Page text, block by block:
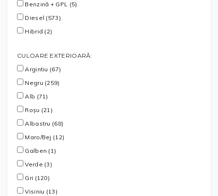
Benzină + GPL (5)
Diesel (573)
Hibrid (2)
CULOARE EXTERIOARĂ:
Argintiu (67)
Negru (259)
Alb (71)
Roșu (21)
Albastru (68)
Maro/Bej (12)
Galben (1)
Verde (3)
Gri (120)
Visiniu (13)